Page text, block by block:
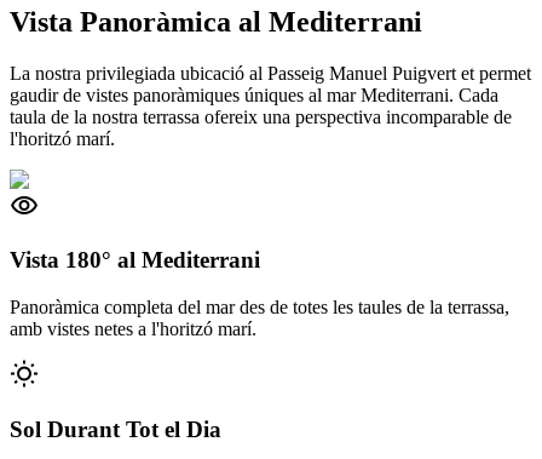
Vista Panoràmica al Mediterrani
La nostra privilegiada ubicació al Passeig Manuel Puigvert et permet
gaudir de vistes panoràmiques úniques al mar Mediterrani. Cada
taula de la nostra terrassa ofereix una perspectiva incomparable de
l'horitzó marí.
visibility
Vista 180° al Mediterrani
Panoràmica completa del mar des de totes les taules de la terrassa,
amb vistes netes a l'horitzó marí.
wb_sunny
Sol Durant Tot el Dia